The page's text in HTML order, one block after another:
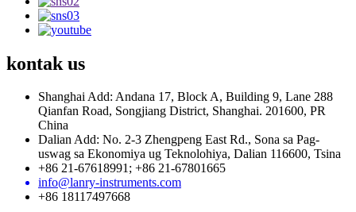
kontak us
Shanghai Add: Andana 17, Block A, Building 9, Lane 288
Qianfan Road, Songjiang District, Shanghai. 201600, PR
China
Dalian Add: No. 2-3 Zhengpeng East Rd., Sona sa Pag-
uswag sa Ekonomiya ug Teknolohiya, Dalian 116600, Tsina
+86 21-67618991; +86 21-67801665
info@lanry-instruments.com
+86 18117497668